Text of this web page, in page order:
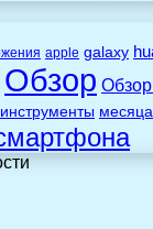
apple galaxy
Обзор
инструменты месяца